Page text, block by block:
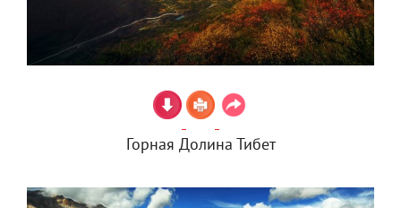
Горная Долина Тибет